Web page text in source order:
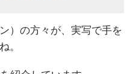
）の方々が、実写で手を
。